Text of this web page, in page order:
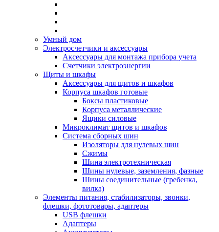
Умный дом
Электросчетчики и аксессуары
Аксессуары для монтажа прибора учета
Счетчики электроэнергии
Щиты и шкафы
Аксессуары для щитов и шкафов
Корпуса шкафов готовые
Боксы пластиковые
Корпуса металлические
Ящики силовые
Микроклимат щитов и шкафов
Система сборных шин
Изоляторы для нулевых шин
Сжимы
Шина электротехническая
Шины нулевые, заземления, фазные
Шины соединительные (гребенка,
вилка)
Элементы питания, стабилизаторы, звонки,
флешки, фототовары, адаптеры
USB флешки
Адаптеры